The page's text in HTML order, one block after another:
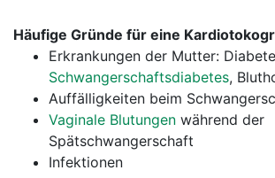
Häufige Gründe für eine
Erkrankungen der Mutter:
Schwangerschaftsdiabetes,
Auffälligkeiten beim
Vaginale Blutungen während der
Spätschwangerschaft
Infektionen